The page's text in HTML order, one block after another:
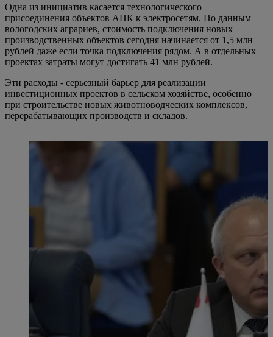
Одна из инициатив касается технологического
присоединения объектов АПК к электросетям. По данным
вологодских аграриев, стоимость подключения новых
производственных объектов сегодня начинается от 1,5 млн
рублей даже если точка подключения рядом. А в отдельных
проектах затраты могут достигать 41 млн рублей.
Эти расходы - серьезный барьер для реализации
инвестиционных проектов в сельском хозяйстве, особенно
при строительстве новых животноводческих комплексов,
перерабатывающих производств и складов.